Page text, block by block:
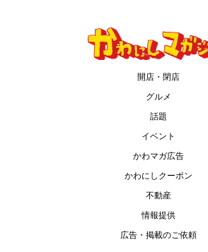
開店・閉店
グルメ
話題
イベント
かわマガ広告
かわにしクーポン
不動産
情報提供
広告・掲載のご依頼